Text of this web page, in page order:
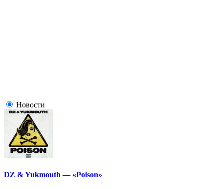
Новости
DZ & Yukmouth — «Poison»